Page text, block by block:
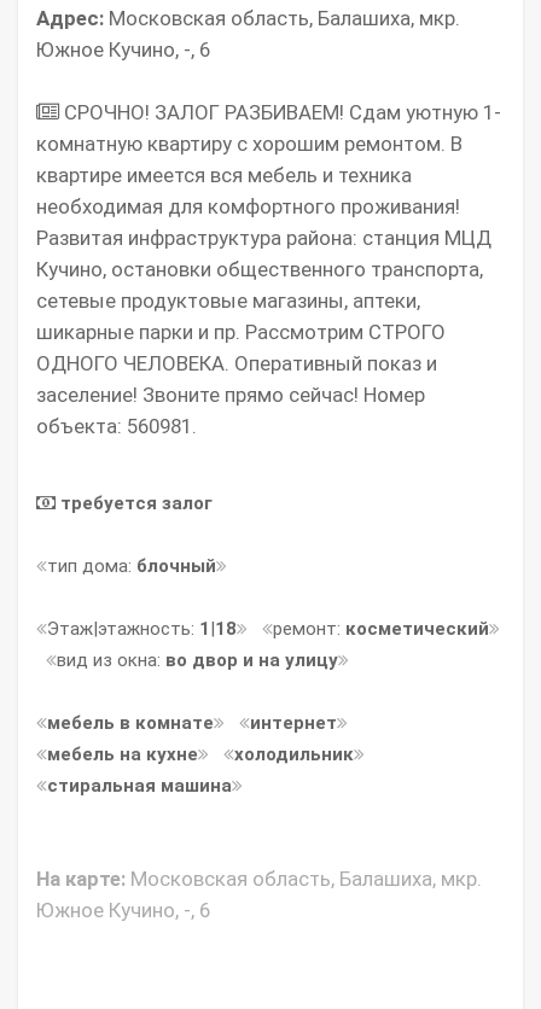
Адрес: Московская область, Балашиха, мкр.
Южное Кучино, -, 6
СРОЧНО! ЗАЛОГ РАЗБИВАЕМ! Сдам уютную 1-
комнатную квартиру с хорошим ремонтом. В
квартире имеется вся мебель и техника
необходимая для комфортного проживания!
Развитая инфраструктура района: станция МЦД
Кучино, остановки общественного транспорта,
сетевые продуктовые магазины, аптеки,
шикарные парки и пр. Рассмотрим СТРОГО
ОДНОГО ЧЕЛОВЕКА. Оперативный показ и
заселение! Звоните пpямо сейчас! Номер
объекта: 560981.
требуется залог
тип дома: блочный
Этаж|этажность: 1 |18 ремонт: косметический
вид из окна: во двор и на улицу
мебель в комнате
интернет
мебель на кухне
холодильник
стиральная машина
На карте: Московская область, Балашиха, мкр.
Южное Кучино, -, 6